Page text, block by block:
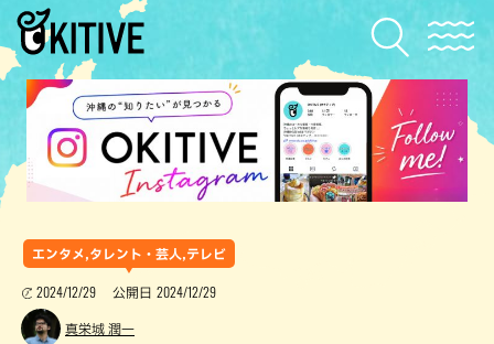
エンタメ,タレント・芸人,テレビ
2024/12/29 公開日 2024/12/29
真栄城 潤一